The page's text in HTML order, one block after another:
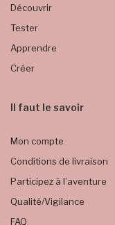
Découvrir
Tester
Apprendre
Créer
Il faut le savoir
Mon compte
Conditions de livraison
Participez à l’aventure
Qualité/Vigilance
FAQ